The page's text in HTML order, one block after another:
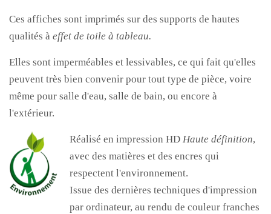
Ces affiches sont imprimés sur des supports de hautes
qualités à effet de toile à tableau.
Elles sont imperméables et lessivables, ce qui fait qu'elles
peuvent très bien convenir pour tout type de pièce, voire
même pour salle d'eau, salle de bain, ou encore à
l'extérieur.
Réalisé en impression HD Haute définition,
avec des matières et des encres qui
respectent l'environnement.
Issue des dernières techniques d'impression
par ordinateur, au rendu de couleur franches